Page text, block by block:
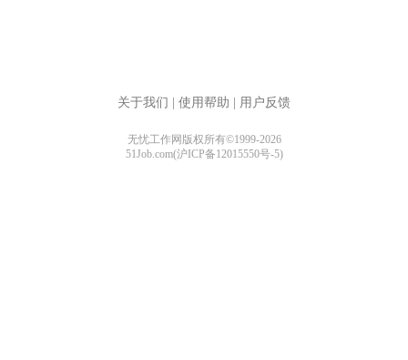
关于我们 使用帮助 用户反馈
无忧工作网版权所有©1999-2026
51Job.com(沪ICP备12015550号-5)